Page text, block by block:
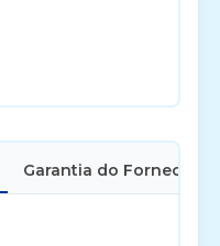
Garantia do Fornecedor